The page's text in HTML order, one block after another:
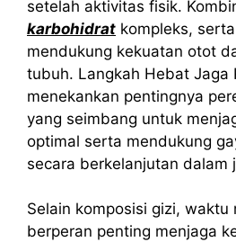
setelah aktivitas fisik.
karbohidrat kompleks,
mendukung kekuatan otot
tubuh. Langkah Hebat Jaga
menekankan pentingnya
yang seimbang untuk
optimal serta mendukung
secara berkelanjutan dalam
Selain komposisi gizi, waktu
berperan penting menjaga